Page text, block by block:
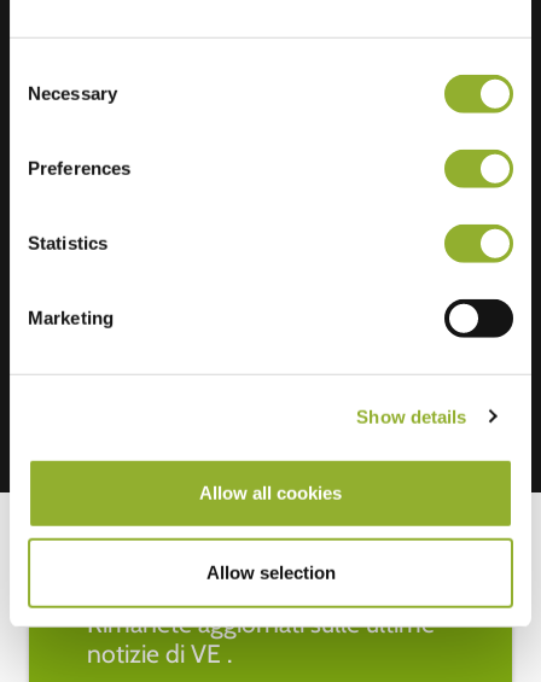
Selection
Necessary
Preferences
Statistics
Marketing
Show details
Allow all cookies
Allow selection
Rimanete aggiornati sulle ultime
notizie di VE .